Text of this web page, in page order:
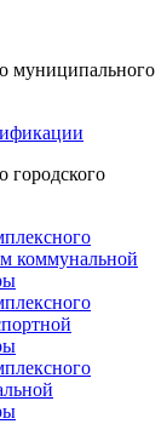
муниципального
городского
коммунальной